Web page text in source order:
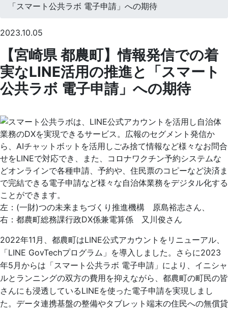
「スマート公共ラボ 電子申請」への期待
2023.10.05
【宮崎県 都農町】情報発信での着
実なLINE活用の推進と「スマート
公共ラボ 電子申請」への期待
左：(一財)つの未来まちづくり推進機構 原島裕志さん、
右：都農町総務課行政DX係兼電算係 又川俊さん
2022年11月、都農町はLINE公式アカウントをリニューアル、
「LINE GovTechプログラム」を導入しました。さらに2023
年5月からは「スマート公共ラボ 電子申請」により、イニシャ
ルとランニングの双方の費用を抑えながら、都農町の町民の皆
さんにも浸透しているLINEを使った電子申請を実現しまし
た。データ連携基盤の整備やタブレット端末の住民への無償貸